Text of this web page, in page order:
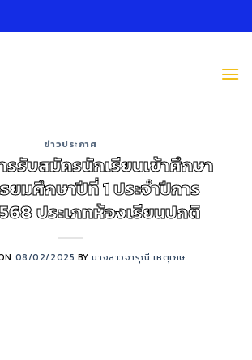
ข่าวประกาศ
รรับสมัครนักเรียนเข้าศึกษา
มศึกษาปีที่ 1 ประจำปีการ
ประเภทห้องเรียนปกติ
08/02/2025 BYนางสาวจารุณี เหตุเกษ